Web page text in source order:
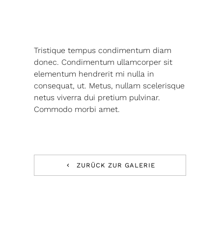
Tristique tempus condimentum diam
donec. Condimentum ullamcorper sit
elementum hendrerit mi nulla in
consequat, ut. Metus, nullam scelerisque
netus viverra dui pretium pulvinar.
Commodo morbi amet.
ZURÜCK ZUR GALERIE